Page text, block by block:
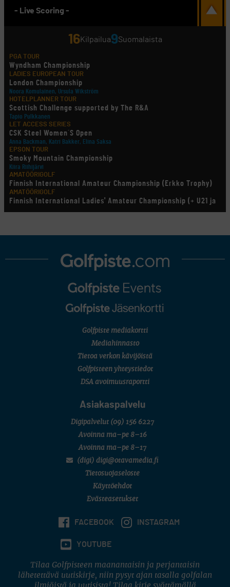
- Live Scoring -
16Kilpailua9Suomalaista
PGA TOUR
Wyndham Championship
LADIES EUROPEAN TOUR
London Championship
Noora Komulainen, Ursula Wikström
HOTELPLANNER TOUR
Scottish Challenge supported by The R&A
Tapio Pulkkanen
LET ACCESS SERIES
CSK Steel Women´S Open
Anna Backman, Katri Bakker, Elina Saksa
EPSON TOUR
Smoky Mountain Championship
Kiira Riihijärvi
AMATÖÖRIGOLF
Finnish International Amateur Championship (Erkko Trophy)
AMATÖÖRIGOLF
Finnish International Ladies' Amateur Championship (+ U21 ja
U18/FJT/Aulanko)
LEGENDS TOUR
U.S. Women's Amateur Championship
English Boys' (U14) Open Amateur Stroke Play Championship
Eeli Krankka, Lionel Mutikainen
Kivitippu Classic Invitational 2026
SM-reikäpeli (M50/Kymen Golf)
7 (U18 ja U21/pojat/Tahko)
Golfpiste mediakortti
Mediahinnasto
Tietoa verkon kävijöistä
Golfpisteen yhteystiedot
DSA avoimuusraportti
Asiakaspalvelu
Digipalvelut (09) 156 6227
Avoinna ma–pe 8–16
Avoinna ma–pe 8–17
(digi) digi@otavamedia.fi
Tietosuojaseloste
Käyttöehdot
Evästeasetukset
FACEBOOK INSTAGRAM
YOUTUBE
Tilaa Golfpisteen maanantaisin ja perjantaisin
lähetettävä uutiskirje, niin pysyt ajan tasalla golfalan